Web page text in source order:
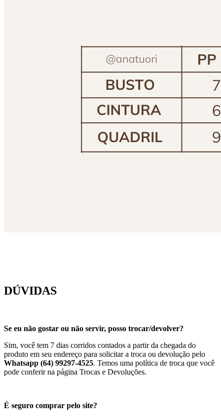
DÚVIDAS
Se eu não gostar ou não servir, posso trocar/devolver?
Sim, você tem 7 dias corridos contados a partir da chegada do
produto em seu endereço para solicitar a troca ou devolução pelo
Whatsapp (64) 99297-4525. Temos uma política de troca que você
pode conferir na página Trocas e Devoluções.
É seguro comprar pelo site?